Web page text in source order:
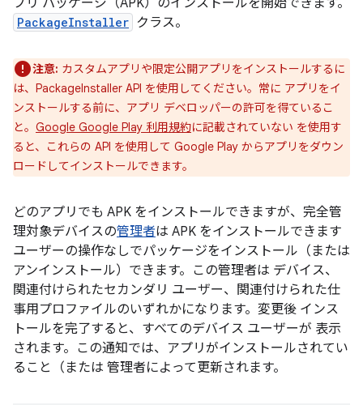
プリ パッケージ（APK）のインストールを開始できます。
PackageInstaller クラス。
注意: カスタムアプリや限定公開アプリをインストールするに
は、PackageInstaller API を使用してください。常に アプリをイ
ンストールする前に、アプリ デベロッパーの許可を得ているこ
と。 Google Google Play 利用規約に記載されていない を使用す
ると、これらの API を使用して Google Play からアプリをダウン
ロードしてインストールできます。
どのアプリでも APK をインストールできますが、完全管
理対象デバイスの管理者は APK をインストールできます
ユーザーの操作なしでパッケージをインストール（または
アンインストール）できます。この管理者は デバイス、
関連付けられたセカンダリ ユーザー、関連付けられた仕
事用プロファイルのいずれかになります。変更後 インス
トールを完了すると、すべてのデバイス ユーザーが 表示
されます。この通知では、アプリがインストールされてい
ること（または 管理者によって更新されます。